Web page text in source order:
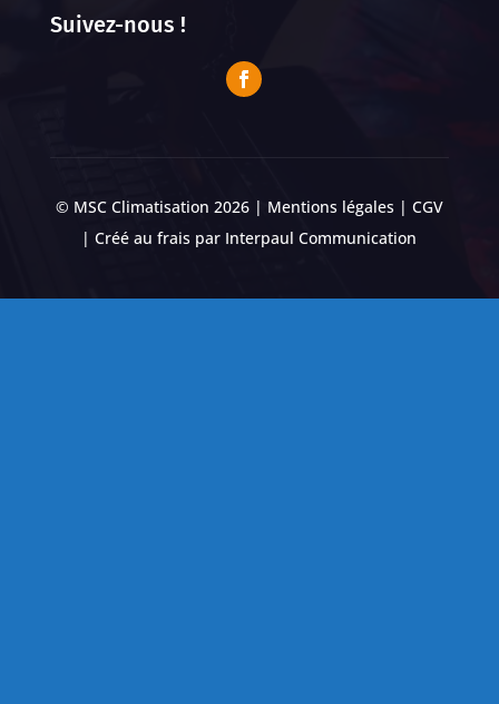
Suivez-nous !
© MSC Climatisation 2026 | Mentions légales| CGV
| Créé au frais par Interpaul Communication